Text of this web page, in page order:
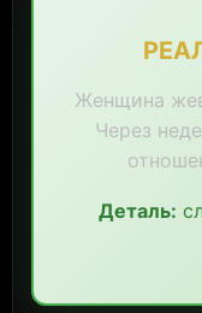
Женщина
Через
Деталь: